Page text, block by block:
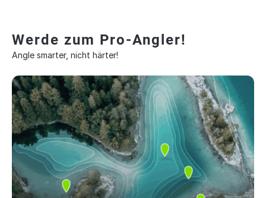
Werde zum Pro-Angler!
Angle smarter, nicht härter!